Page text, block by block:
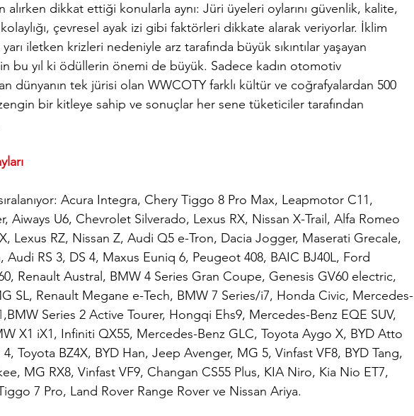
alırken dikkat ettiği konularla aynı: Jüri üyeleri oylarını güvenlik, kalite,
çevresel ayak izi gibi faktörleri dikkate alarak veriyorlar. İklim
iletken krizleri nedeniyle arz tarafında büyük sıkıntılar yaşayan
bu yıl ki ödüllerin önemi de büyük. Sadece kadın otomotiv
dünyanın tek jürisi olan WWCOTY farklı kültür ve coğrafyalardan 500
bir kitleye sahip ve sonuçlar her sene tüketiciler tarafından
Acura Integra, Chery Tiggo 8 Pro Max, Leapmotor C11,
Aiways U6, Chevrolet Silverado, Lexus RX, Nissan X-Trail, Alfa Romeo
Lexus RZ, Nissan Z, Audi Q5 e-Tron, Dacia Jogger, Maserati Grecale,
Audi RS 3, DS 4, Maxus Euniq 6, Peugeot 408, BAIC BJ40L, Ford
Renault Austral, BMW 4 Series Gran Coupe, Genesis GV60 electric,
SL, Renault Megane e-Tech, BMW 7 Series/i7, Honda Civic, Mercedes-
,BMW Series 2 Active Tourer, Hongqi Ehs9, Mercedes-Benz EQE SUV,
X1 iX1, Infiniti QX55, Mercedes-Benz GLC, Toyota Aygo X, BYD Atto
Toyota BZ4X, BYD Han, Jeep Avenger, MG 5, Vinfast VF8, BYD Tang,
MG RX8, Vinfast VF9, Changan CS55 Plus, KIA Niro, Kia Nio ET7,
7 Pro, Land Rover Range Rover ve Nissan Ariya.